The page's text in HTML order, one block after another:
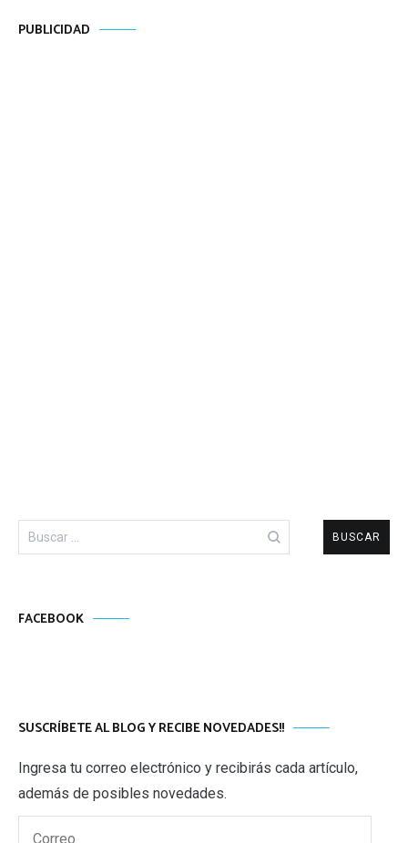
PUBLICIDAD
Buscar:
FACEBOOK
SUSCRÍBETE AL BLOG Y RECIBE NOVEDADES!!
Ingresa tu correo electrónico y recibirás cada artículo,
además de posibles novedades.